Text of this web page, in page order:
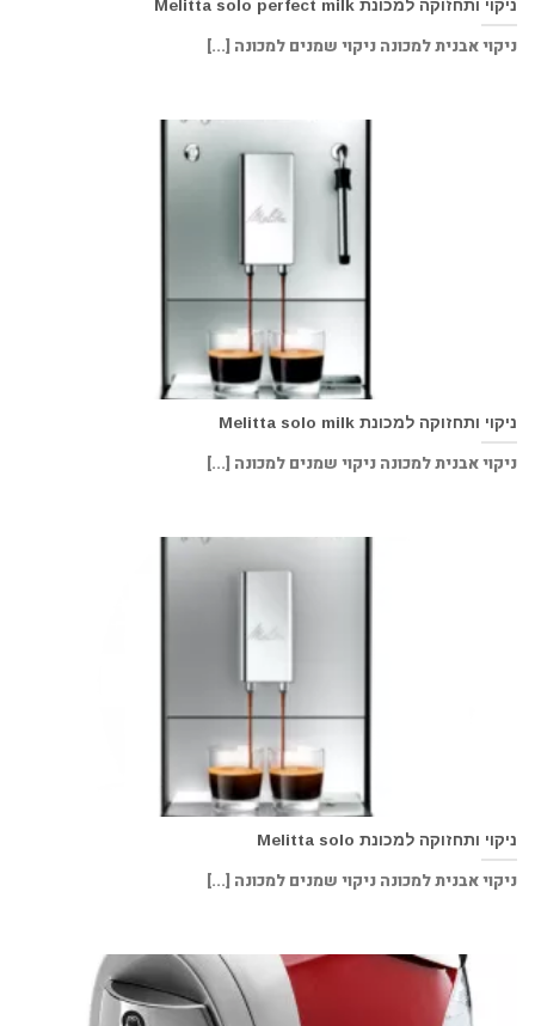
ניקוי ותחזוקה למכונת Melitta solo perfect milk
ניקוי אבנית למכונה ניקוי שמנים למכונה [...]
ניקוי ותחזוקה למכונת Melitta solo milk
ניקוי אבנית למכונה ניקוי שמנים למכונה [...]
ניקוי ותחזוקה למכונת Melitta solo
ניקוי אבנית למכונה ניקוי שמנים למכונה [...]